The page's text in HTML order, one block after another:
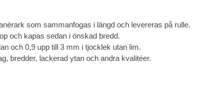
som sammanfogas i längd och levereras på rulle.
och kapas sedan i önskad bredd.
och 0,9 upp till 3 mm i tjocklek utan lim.
bredder, lackerad ytan och andra kvalitéer.